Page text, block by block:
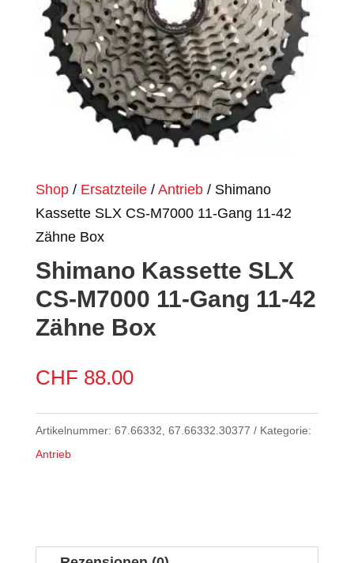
Shop/ Ersatzteile/ Antrieb/ Shimano
Kassette SLX CS-M7000 11-Gang 11-42
Zähne Box
Shimano Kassette SLX
CS-M7000 11-Gang 11-42
Zähne Box
CHF 88.00
Artikelnummer: 67.66332, 67.66332.30377
Kategorie:
Antrieb